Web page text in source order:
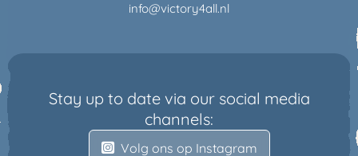
info@victory4all.nl
Stay up to date via our social media
channels:
Volg ons op Instagram